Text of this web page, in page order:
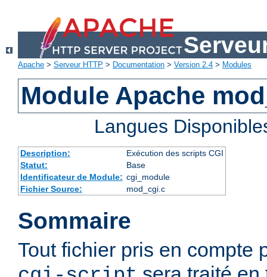
Apache > Serveur HTTP > Documentation > Version 2.4 > Modules
Module Apache
Langues
Description:
Exécution des scripts CGI
Statut:
Base
Identificateur de Module: cgi_module
Fichier Source:
mod_cgi.c
Sommaire
Tout fichier pris en compte